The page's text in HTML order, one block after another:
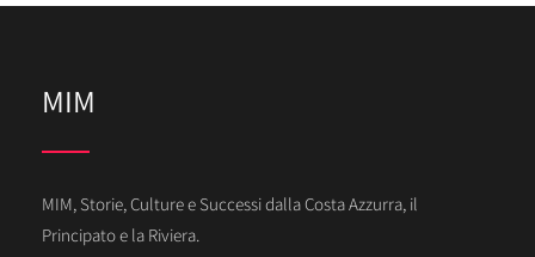
MIM
MIM, Storie, Culture e Successi dalla Costa Azzurra, il
Principato e la Riviera.